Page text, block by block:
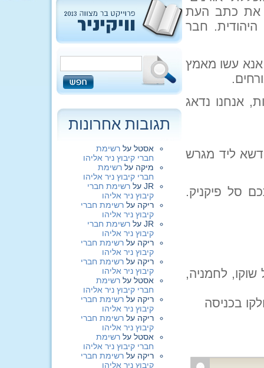
את כתב העת
חבר
עשו מאמץ
אנחנו נדאג
נתכנס על הדשא ליד מגרש
סל פיקניק.
כולל שוקו, לחמניה,
בכניסה
תגובות אחרונות
אסטל על רשימת
חברי קיבוץ ניר אליהו
מיקה על רשימת
חברי קיבוץ ניר אליהו
JR על רשימת חברי
קיבוץ ניר אליהו
ריקה על רשימת חברי
קיבוץ ניר אליהו
JR על רשימת חברי
קיבוץ ניר אליהו
ריקה על רשימת חברי
קיבוץ ניר אליהו
ריקה על רשימת חברי
קיבוץ ניר אליהו
אסטל על רשימת
חברי קיבוץ ניר אליהו
ריקה על רשימת חברי
קיבוץ ניר אליהו
ריקה על רשימת חברי
קיבוץ ניר אליהו
אסטל על רשימת
חברי קיבוץ ניר אליהו
ריקה על רשימת חברי
קיבוץ ניר אליהו